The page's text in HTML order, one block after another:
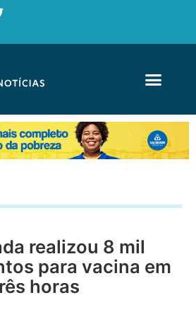
realizou 8 mil
para vacina em
horas